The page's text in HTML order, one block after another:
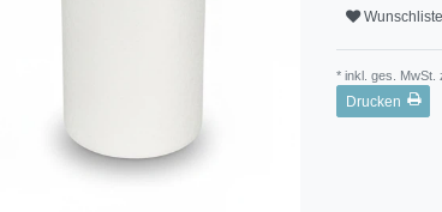
Wunschliste
* inkl. ges. MwSt.
Drucken